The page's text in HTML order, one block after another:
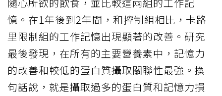
憶。在1年後到2年間，和控制組相比，卡路
里限制組的工作記憶出現顯著的改善。研究
最後發現，在所有的主要營養素中，記憶力
的改善和較低的蛋白質攝取關聯性最強。換
句話說，就是攝取過多的蛋白質和記憶力損